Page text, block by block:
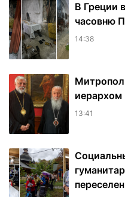
В Греции
часовню
14:38
иерархом
13:41